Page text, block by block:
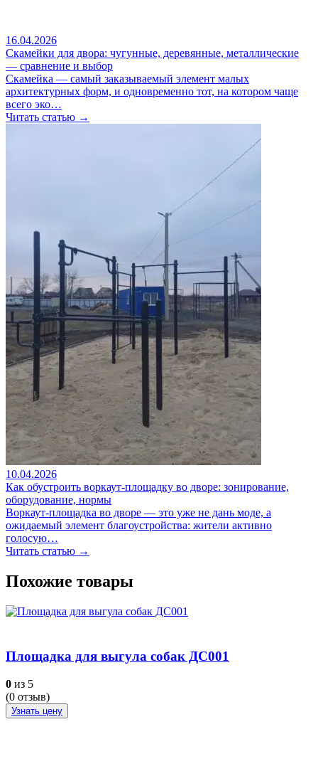
16.04.2026
Скамейки для двора: чугунные, деревянные, металлические
— сравнение и выбор
Скамейка — самый заказываемый элемент малых
архитектурных форм, и одновременно тот, на котором чаще
всего эко…
Читать статью →
10.04.2026
Как обустроить воркаут-площадку во дворе: зонирование,
оборудование, нормы
Воркаут-площадка во дворе — это уже не дань моде, а
ожидаемый элемент благоустройства: жители активно
голосую…
Читать статью →
Похожие товары
Площадка для выгула собак ДС001
0 из 5
(0 отзыв)
Узнать цену